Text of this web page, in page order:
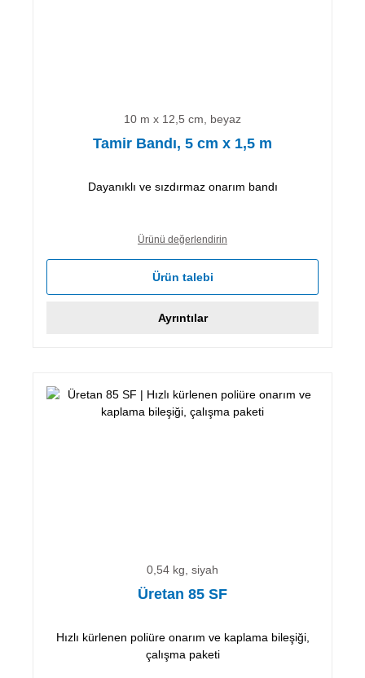
10 m x 12,5 cm, beyaz
Tamir Bandı, 5 cm x 1,5 m
Dayanıklı ve sızdırmaz onarım bandı
Ürünü değerlendirin
Ürün talebi
Ayrıntılar
0,54 kg, siyah
Üretan 85 SF
Hızlı kürlenen poliüre onarım ve kaplama bileşiği,
çalışma paketi